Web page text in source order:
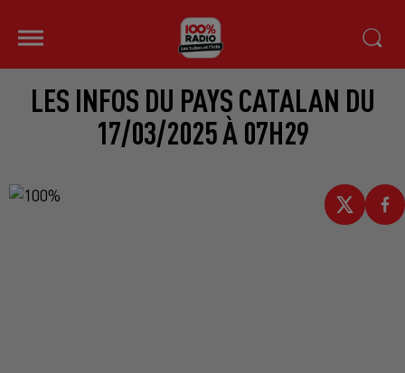
LES INFOS DU PAYS CATALAN DU
17/03/2025 À 07H29